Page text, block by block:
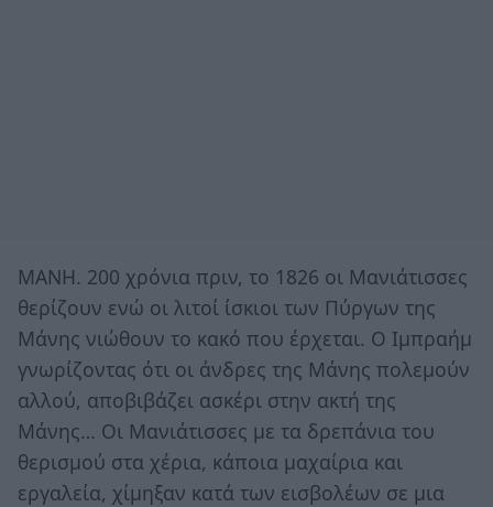
ΜΑΝΗ. 200 χρόνια πριν, το 1826 οι Μανιάτισσες
θερίζουν ενώ οι λιτοί ίσκιοι των Πύργων της
Μάνης νιώθουν το κακό που έρχεται. Ο Ιμπραήμ
γνωρίζοντας ότι οι άνδρες της Μάνης πολεμούν
αλλού, αποβιβάζει ασκέρι στην ακτή της
Μάνης… Οι Μανιάτισσες με τα δρεπάνια του
θερισμού στα χέρια, κάποια μαχαίρια και
εργαλεία, χίμηξαν κατά των εισβολέων σε μια